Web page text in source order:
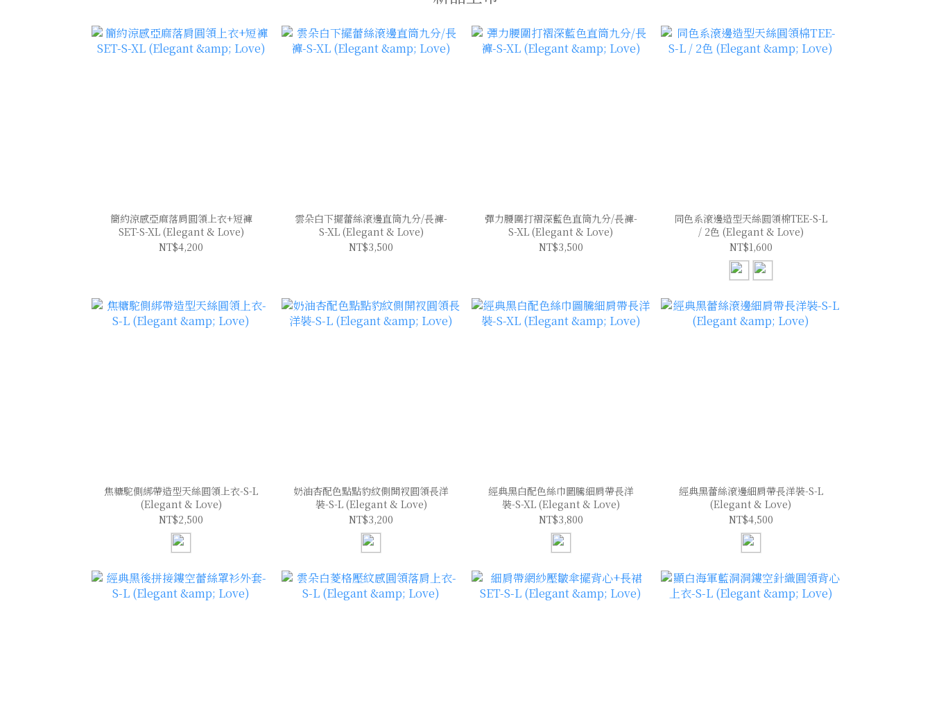
簡約涼感亞麻落肩圓領上衣+短褲
SET-S-XL (Elegant & Love)
NT$4,200
雲朵白下擺蕾絲滾邊直筒九分/長褲-
S-XL (Elegant & Love)
NT$3,500
彈力腰圍打褶深藍色直筒九分/長褲-
S-XL (Elegant & Love)
NT$3,500
同色系滾邊造型天絲圓領棉TEE-S-L
/ 2色 (Elegant & Love)
NT$1,600
焦糖駝側綁帶造型天絲圓領上衣-S-L
(Elegant & Love)
NT$2,500
奶油杏配色點點豹紋側開衩圓領長洋
裝-S-L (Elegant & Love)
NT$3,200
經典黑白配色絲巾圖騰細肩帶長洋
裝-S-XL (Elegant & Love)
NT$3,800
經典黑蕾絲滾邊細肩帶長洋裝-S-L
(Elegant & Love)
NT$4,500